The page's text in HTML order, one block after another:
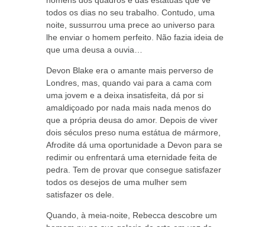
todos os dias no seu trabalho. Contudo, uma
noite, sussurrou uma prece ao universo para
lhe enviar o homem perfeito. Não fazia ideia de
que uma deusa a ouvia…
Devon Blake era o amante mais perverso de
Londres, mas, quando vai para a cama com
uma jovem e a deixa insatisfeita, dá por si
amaldiçoado por nada mais nada menos do
que a própria deusa do amor. Depois de viver
dois séculos preso numa estátua de mármore,
Afrodite dá uma oportunidade a Devon para se
redimir ou enfrentará uma eternidade feita de
pedra. Tem de provar que consegue satisfazer
todos os desejos de uma mulher sem
satisfazer os dele.
Quando, à meia-noite, Rebecca descobre um